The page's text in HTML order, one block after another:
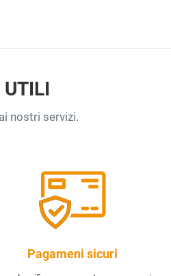
nostri servizi.
Pagameni sicuri